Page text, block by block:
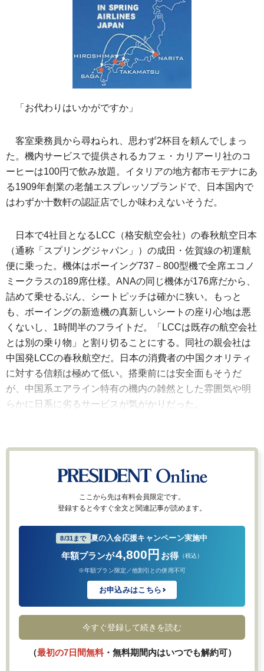
「お代わりはいかがですか」
客室乗務員から尋ねられ、思わず2杯目を頼んでしまっ
た。機内サービスで提供されるカフェ・カリアーリ社のコ
ーヒーは100円で飲み放題。イタリアの地方都市モデナにあ
る1909年創業の老舗エスプレッソブランドで、日本国内で
はわずか十数軒の認証店でしか味わえないそうだ。
日本で4社目となるLCC（格安航空会社）の春秋航空日本
（通称「スプリングジャパン」）の成田・佐賀線の初運航
便に乗った。機体はボーイング737－800型機で全席エコノ
ミークラスの189席仕様。ANAの同じ機体が176席だから、
詰めて乗せるぶん、シートピッチは確かに狭い。もっと
も、ボーイングの新造機の真新しいシートの座り心地は悪
くないし、1時間半のフライトだ。「LCCは既存の航空会社
とは別の乗り物」と割り切ることにする。同社の親会社は
中国発LCCの春秋航空だ。日本の消費者の中国クオリティ
に対する信頼は極めて低い。搭乗前には安全面もそうだ
が、中国系エアライン特有の機内の雑然とした雰囲気や明
らかに日系に劣るサービスが気がかりだった。
ここから先は有料会員限定です。
登録すると今すぐ全文と関連記事が読めます。
8/31まで 夏の入会応援キャンペーン実施中
年額プランが4,800円 お得 （税込）
※年額プラン限定／他割引との併用不可
お申込みはこちら
今すぐ登録して続きを読む
（最初の7日間無料・無料期間内はいつでも解約可）